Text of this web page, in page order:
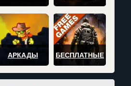
АРКАДЫ БЕСПЛАТНЫЕ